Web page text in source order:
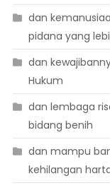
dan
pidana yang
dan
Hukum
dan lembaga
bidang benih
dan mampu
kehilangan